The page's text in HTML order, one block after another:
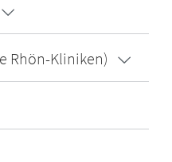
Rhön-Kliniken)